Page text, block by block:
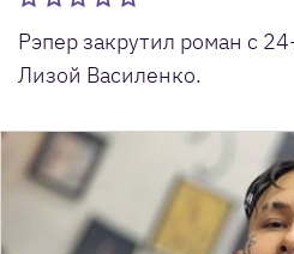
Рэпер закрутил роман с
Лизой Василенко.